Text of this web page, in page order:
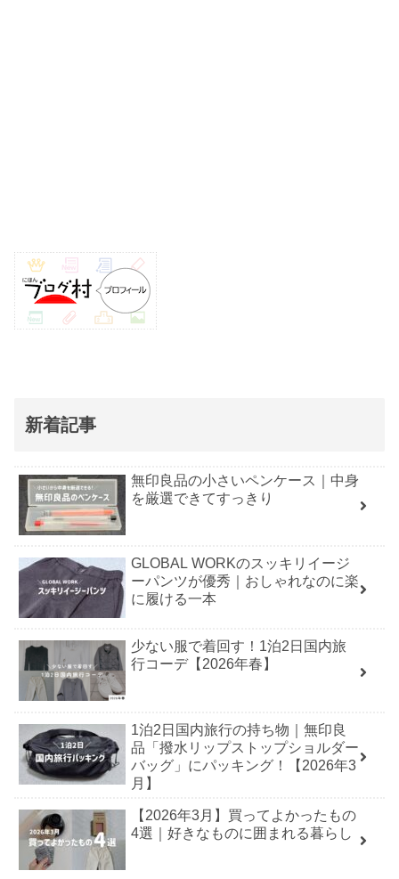
新着記事
無印良品の小さいペンケース｜中身
を厳選できてすっきり
GLOBAL WORKのスッキリイージ
ーパンツが優秀｜おしゃれなのに楽
に履ける一本
少ない服で着回す！1泊2日国内旅
行コーデ【2026年春】
1泊2日国内旅行の持ち物｜無印良
品「撥水リップストップショルダー
バッグ」にパッキング！【2026年3
月】
【2026年3月】買ってよかったもの
4選｜好きなものに囲まれる暮らし